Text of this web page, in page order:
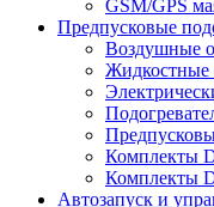
GSM/GPS
Предпусковые
Воздушные
Жидкостные
Комплекты
Комплекты
Автозапуск и